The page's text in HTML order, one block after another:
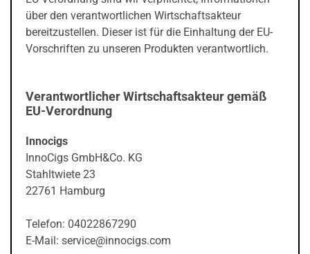
über den verantwortlichen Wirtschaftsakteur
bereitzustellen. Dieser ist für die Einhaltung der EU-
Vorschriften zu unseren Produkten verantwortlich.
Verantwortlicher Wirtschaftsakteur gemäß
EU-Verordnung
Innocigs
InnoCigs GmbH&Co. KG
Stahltwiete 23
22761 Hamburg
Telefon: 04022867290
E-Mail: service@innocigs.com